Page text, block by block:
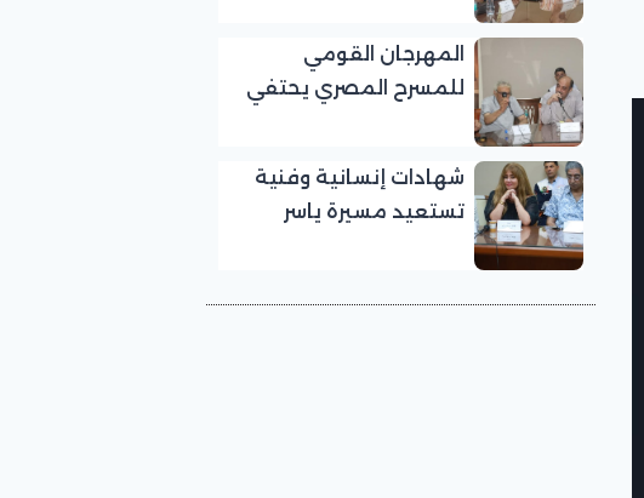
للمسرح المصري
المهرجان القومي
للمسرح المصري يحتفي
لرموز المسرح»
شهادات إنسانية وفنية
تستعيد مسيرة ياسر